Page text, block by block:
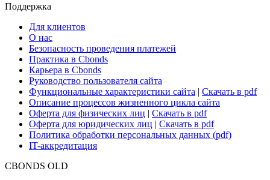
Поддержка
Для клиентов
О нас
Безопасность проведения платежей
Практика в Cbonds
Карьера в Cbonds
Руководство пользователя сайта
Функциональные характеристики сайта | Скачать в pdf
Описание процессов жизненного цикла сайта
Оферта для физических лиц | Скачать в pdf
Оферта для юридических лиц | Скачать в pdf
Политика обработки персональных данных (pdf)
IT-аккредитация
CBONDS OLD